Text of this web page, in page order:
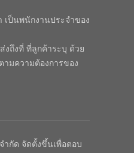
เป็นพนักงานประจำของ
งถึงที่ ที่ลูกค้าระบุ ด้วย
ามความต้องการของ
ำกัด จัดตั้งขึ้นเพื่อตอบ